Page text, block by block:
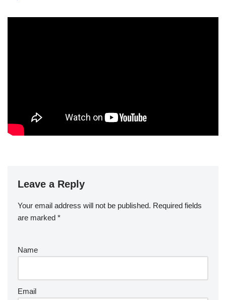
Leave a Reply
Your email address will not be published. Required fields
are marked *
Name
Email